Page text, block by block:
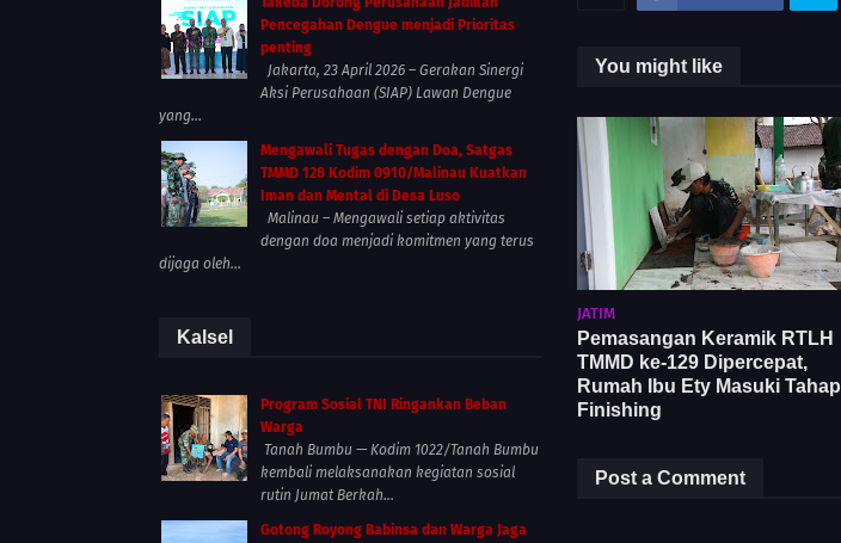
You might like
JATIM
Pemasangan Keramik RTLH
TMMD ke-129 Dipercepat,
Rumah Ibu Ety Masuki Tahap
Finishing
Post a Comment
Pencegahan Dengue menjadi Prioritas
penting
Jakarta, 23 April 2026 – Gerakan Sinergi
Aksi Perusahaan (SIAP) Lawan Dengue
yang...
Mengawali Tugas dengan Doa, Satgas
TMMD 128 Kodim 0910/Malinau Kuatkan
Iman dan Mental di Desa Luso
Malinau – Mengawali setiap aktivitas
dengan doa menjadi komitmen yang terus
dijaga oleh...
Kalsel
Program Sosial TNI Ringankan Beban
Warga
Tanah Bumbu — Kodim 1022/Tanah Bumbu
kembali melaksanakan kegiatan sosial
rutin Jumat Berkah...
Gotong Royong Babinsa dan Warga Jaga